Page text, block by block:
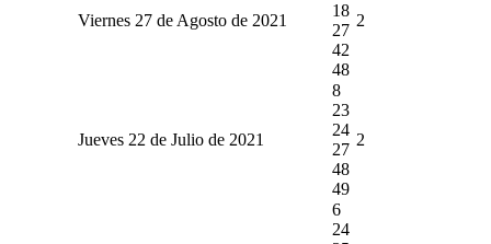
Viernes 27 de Agosto de 2021
18
27
42
48
2
Jueves 22 de Julio de 2021
8
23
24
27
48
49
2
6
24